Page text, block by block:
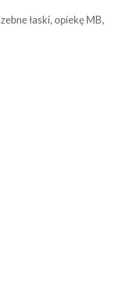
łaski, opiekę MB,